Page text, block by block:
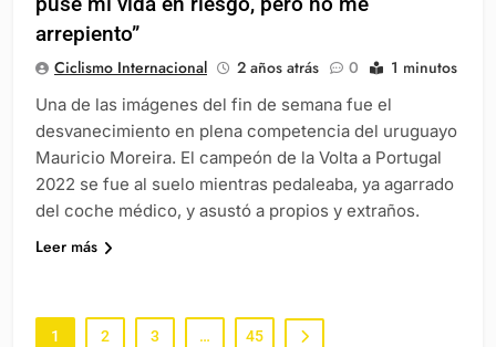
arrepiento”
Ciclismo Internacional 2 años atrás 0 1 minutos
Una de las imágenes del fin de semana fue el
desvanecimiento en plena competencia del uruguayo
Mauricio Moreira. El campeón de la Volta a Portugal
2022 se fue al suelo mientras pedaleaba, ya agarrado
del coche médico, y asustó a propios y extraños.
Leer más
1 2 3 … 45